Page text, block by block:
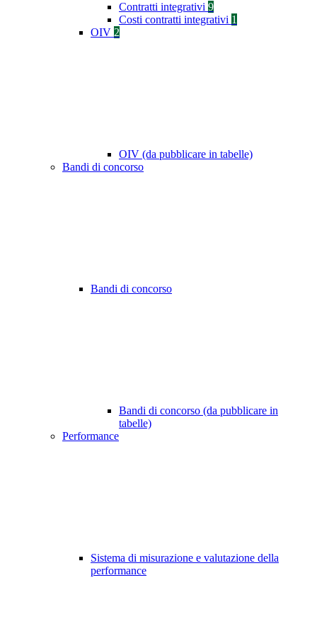
Contratti integrativi 9
Costi contratti integrativi 1
OIV 2
OIV (da pubblicare in tabelle)
Bandi di concorso
Bandi di concorso
Bandi di concorso (da pubblicare in
tabelle)
Performance
Sistema di misurazione e valutazione della
performance